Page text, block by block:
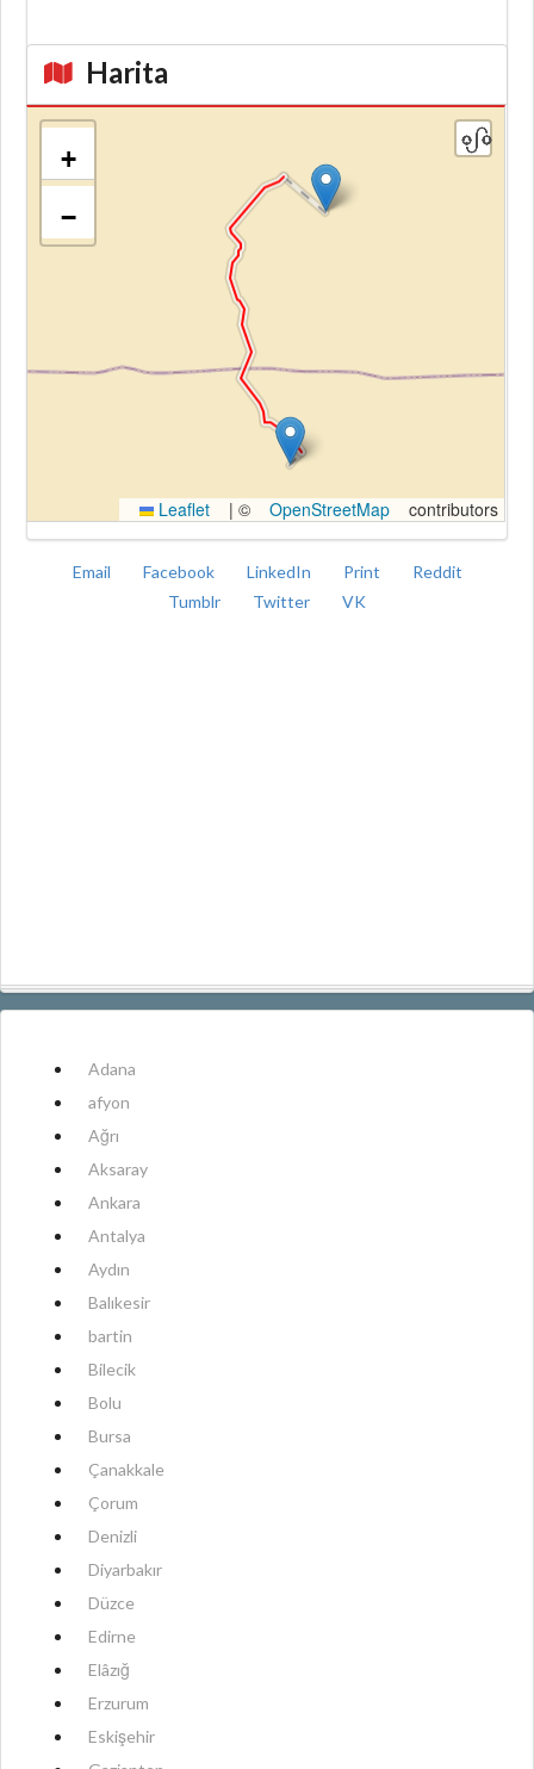
Harita
+
−
Leaflet | © OpenStreetMap contributors
Email Facebook LinkedIn Print
Reddit
Tumblr
Twitter VK
Adana
afyon
Ağrı
Aksaray
Ankara
Antalya
Aydın
Balıkesir
bartin
Bilecik
Bolu
Bursa
Çanakkale
Çorum
Denizli
Diyarbakır
Düzce
Edirne
Elâzığ
Erzurum
Eskişehir